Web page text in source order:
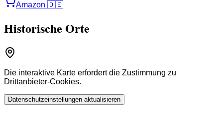
Amazon 🇩🇪
Historische Orte
Die interaktive Karte erfordert die Zustimmung zu
Drittanbieter-Cookies.
Datenschutzeinstellungen aktualisieren